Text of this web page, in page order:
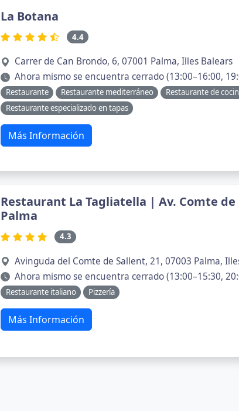
La Botana
4.4
Carrer de Can Brondo, 6, 07001 Palma, Illes Balears
Ahora mismo se encuentra cerrado (13:00–16:00,
Restaurante Restaurante mediterráneo
Restaurante de
Restaurante especializado en tapas
Más Información
Restaurant La Tagliatella | Av. Comte de
Palma
4.3
Avinguda del Comte de Sallent, 21, 07003 Palma,
Ahora mismo se encuentra cerrado (13:00–15:30,
Restaurante italiano Pizzería
Más Información